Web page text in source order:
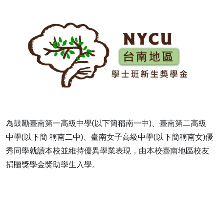
為鼓勵臺南第一高級中學(以下簡稱南一中)、臺南第二高級
中學(以下簡 稱南二中)、臺南女子高級中學(以下簡稱南女)優
秀同學就讀本校並維持優異學業表現，由本校臺南地區校友
捐贈獎學金獎助學生入學。